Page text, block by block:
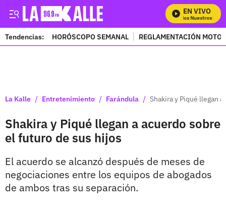
EN VIVO
Mira Todos Nuestros
Tendencias: HORÓSCOPO SEMANAL REGLAMENTACIÓN
La Kalle / Entretenimiento / Farándula / Shakira y Piqué llegan
Shakira y Piqué llegan a acuerdo sobre
el futuro de sus hijos
El acuerdo se alcanzó después de meses de
negociaciones entre los equipos de abogados
de ambos tras su separación.